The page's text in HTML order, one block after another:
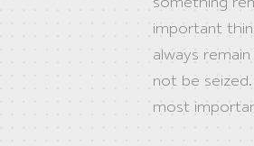
important
always
not be
most